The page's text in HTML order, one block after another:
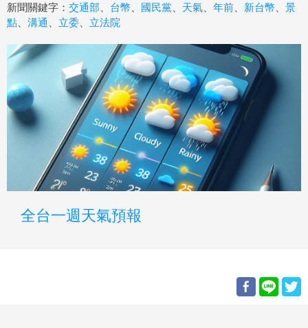
新聞關鍵字： 交通部 台幣 國民黨 天氣 年前 新台幣
景
點
溝通 立委 立法院
全台一週天氣預報